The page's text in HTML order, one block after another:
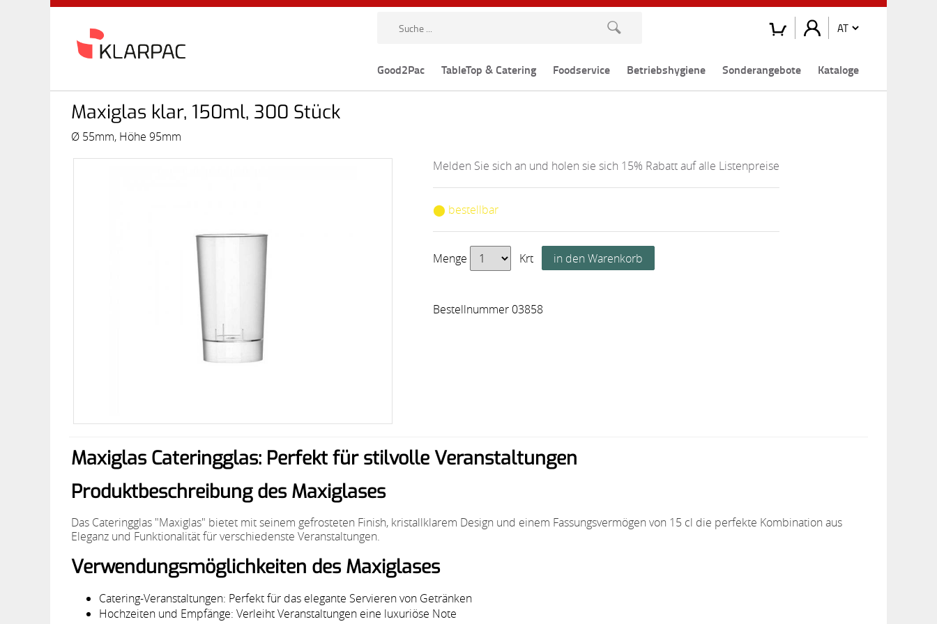
Good2Pac TableTop & Catering Foodservice Betriebshygiene Sonderangebote Kataloge
Maxiglas klar, 150ml, 300 Stück
Ø 55mm, Höhe 95mm
Melden Sie sich an und holen sie sich 15% Rabatt auf alle Listenpreise
⬤ bestellbar
Menge Krt
Bestellnummer 03858
Maxiglas Cateringglas: Perfekt für stilvolle Veranstaltungen
Produktbeschreibung des Maxiglases
Das Cateringglas "Maxiglas" bietet mit seinem gefrosteten Finish, kristallklarem Design und einem Fassungsvermögen von 15 cl die perfekte Kombination aus
Eleganz und Funktionalität für verschiedenste Veranstaltungen.
Verwendungsmöglichkeiten des Maxiglases
Catering-Veranstaltungen: Perfekt für das elegante Servieren von Getränken
Hochzeiten und Empfänge: Verleiht Veranstaltungen eine luxuriöse Note